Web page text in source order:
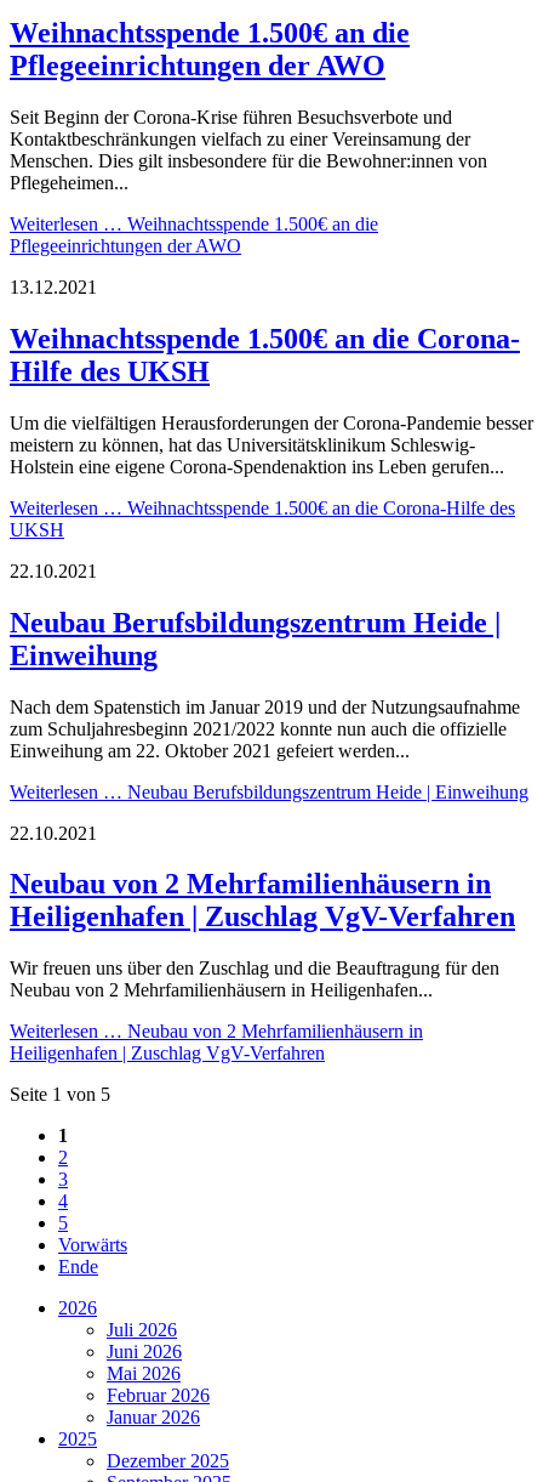
Weihnachtsspende 1.500€ an die
Pflegeeinrichtungen der AWO
Seit Beginn der Corona-Krise führen Besuchsverbote und
Kontaktbeschränkungen vielfach zu einer Vereinsamung der
Menschen. Dies gilt insbesondere für die Bewohner:innen von
Pflegeheimen...
Weiterlesen … Weihnachtsspende 1.500€ an die
Pflegeeinrichtungen der AWO
13.12.2021
Weihnachtsspende 1.500€ an die Corona-
Hilfe des UKSH
Um die vielfältigen Herausforderungen der Corona-Pandemie besser
meistern zu können, hat das Universitätsklinikum Schleswig-
Holstein eine eigene Corona-Spendenaktion ins Leben gerufen...
Weiterlesen … Weihnachtsspende 1.500€ an die Corona-Hilfe des
UKSH
22.10.2021
Neubau Berufsbildungszentrum Heide |
Einweihung
Nach dem Spatenstich im Januar 2019 und der Nutzungsaufnahme
zum Schuljahresbeginn 2021/2022 konnte nun auch die offizielle
Einweihung am 22. Oktober 2021 gefeiert werden...
Weiterlesen … Neubau Berufsbildungszentrum Heide | Einweihung
22.10.2021
Neubau von 2 Mehrfamilienhäusern in
Heiligenhafen | Zuschlag VgV-Verfahren
Wir freuen uns über den Zuschlag und die Beauftragung für den
Neubau von 2 Mehrfamilienhäusern in Heiligenhafen...
Weiterlesen … Neubau von 2 Mehrfamilienhäusern in
Heiligenhafen | Zuschlag VgV-Verfahren
Seite 1 von 5
1
2
3
4
5
Vorwärts
Ende
2026
Juli 2026
Juni 2026
Mai 2026
Februar 2026
Januar 2026
2025
Dezember 2025